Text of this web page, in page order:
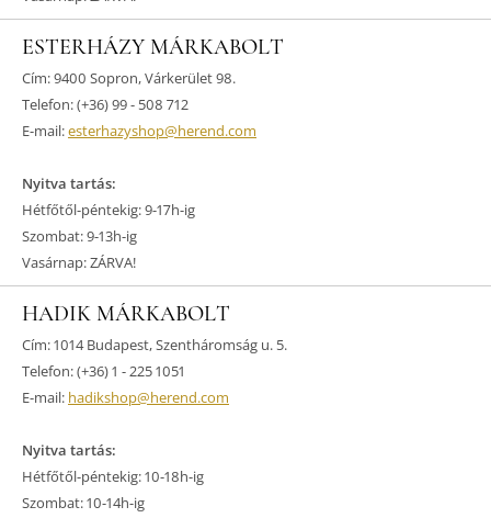
ESTERHÁZY MÁRKABOLT
Cím: 9400 Sopron, Várkerület 98.
Telefon: (+36) 99 - 508 712
E-mail:esterhazyshop@herend.com
Nyitva tartás:
Hétfőtől-péntekig: 9-17h-ig
Szombat: 9-13h-ig
Vasárnap: ZÁRVA!
HADIK MÁRKABOLT
Cím: 1014 Budapest, Szentháromság u. 5.
Telefon: (+36) 1 - 225 1051
E-mail: hadikshop@herend.com
Nyitva tartás:
Hétfőtől-péntekig: 10-18h-ig
Szombat: 10-14h-ig